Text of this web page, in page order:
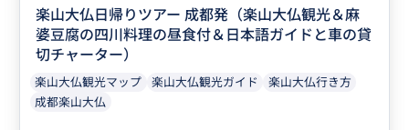
楽山大仏日帰りツアー 成都発（楽山大仏観光＆麻
婆豆腐の四川料理の昼食付＆日本語ガイドと車の貸
切チャーター）
楽山大仏観光マップ 楽山大仏観光ガイド
楽山大仏行き方
成都楽山大仏